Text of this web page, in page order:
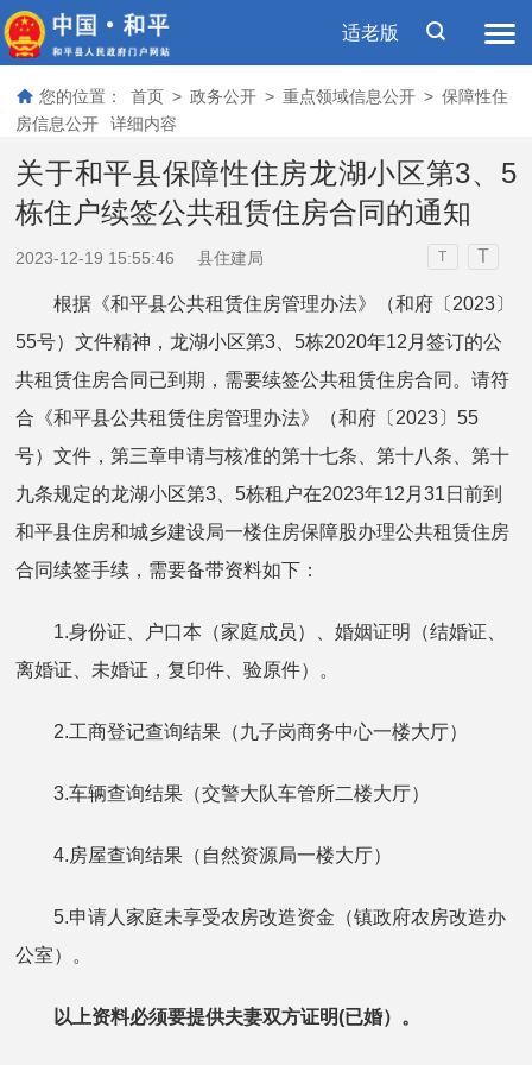
适老版
您的位置： 首页 > 政务公开 > 重点领域信息公开 > 保障性住
房信息公开
详细内容
关于和平县保障性住房龙湖小区第3、5
栋住户续签公共租赁住房合同的通知
2023-12-19 15:55:46 县住建局 T T
根据《和平县公共租赁住房管理办法》（和府〔2023〕
55号）文件精神，龙湖小区第3、5栋2020年12月签订的公
共租赁住房合同已到期，需要续签公共租赁住房合同。请符
合《和平县公共租赁住房管理办法》（和府〔2023〕55
号）文件，第三章申请与核准的第十七条、第十八条、第十
九条规定的龙湖小区第3、5栋租户在2023年12月31日前到
和平县住房和城乡建设局一楼住房保障股办理公共租赁住房
合同续签手续，需要备带资料如下：
1.身份证、户口本（家庭成员）、婚姻证明（结婚证、
离婚证、未婚证，复印件、验原件）。
2.工商登记查询结果（九子岗商务中心一楼大厅）
3.车辆查询结果（交警大队车管所二楼大厅）
4.房屋查询结果（自然资源局一楼大厅）
5.申请人家庭未享受农房改造资金（镇政府农房改造办
公室）。
以上资料必须要提供夫妻双方证明(已婚）。